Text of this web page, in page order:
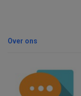
Over ons